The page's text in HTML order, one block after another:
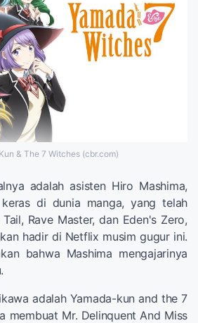
& The 7 Witches (cbr.com)
adalah asisten Hiro Mashima,
di dunia manga, yang telah
Rave Master, dan Eden's Zero,
hadir di Netflix musim gugur ini.
bahwa Mashima mengajarinya
adalah Yamada-kun and the 7
membuat Mr. Delinquent And Miss